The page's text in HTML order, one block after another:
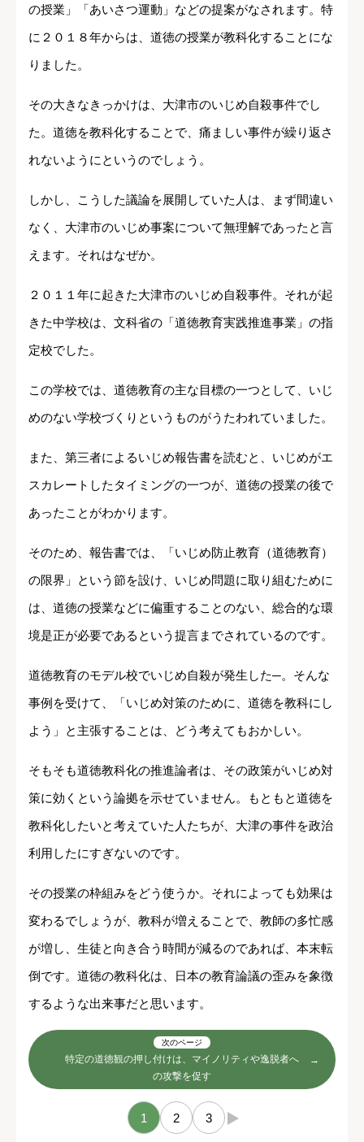
の授業」「あいさつ運動」などの提案がなされます。特
に２０１８年からは、道徳の授業が教科化することにな
りました。
その大きなきっかけは、大津市のいじめ自殺事件でし
た。道徳を教科化することで、痛ましい事件が繰り返さ
れないようにというのでしょう。
しかし、こうした議論を展開していた人は、まず間違い
なく、大津市のいじめ事案について無理解であったと言
えます。それはなぜか。
２０１１年に起きた大津市のいじめ自殺事件。それが起
きた中学校は、文科省の「道徳教育実践推進事業」の指
定校でした。
この学校では、道徳教育の主な目標の一つとして、いじ
めのない学校づくりというものがうたわれていました。
また、第三者によるいじめ報告書を読むと、いじめがエ
スカレートしたタイミングの一つが、道徳の授業の後で
あったことがわかります。
そのため、報告書では、「いじめ防止教育（道徳教育）
の限界」という節を設け、いじめ問題に取り組むために
は、道徳の授業などに偏重することのない、総合的な環
境是正が必要であるという提言までされているのです。
道徳教育のモデル校でいじめ自殺が発生した─。そんな
事例を受けて、「いじめ対策のために、道徳を教科にし
よう」と主張することは、どう考えてもおかしい。
そもそも道徳教科化の推進論者は、その政策がいじめ対
策に効くという論拠を示せていません。もともと道徳を
教科化したいと考えていた人たちが、大津の事件を政治
利用したにすぎないのです。
その授業の枠組みをどう使うか。それによっても効果は
変わるでしょうが、教科が増えることで、教師の多忙感
が増し、生徒と向き合う時間が減るのであれば、本末転
倒です。道徳の教科化は、日本の教育論議の歪みを象徴
するような出来事だと思います。
次のページ
特定の道徳観の押し付けは、マイノリティや逸脱者へ
の攻撃を促す
1 2 3 →